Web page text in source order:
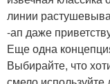
линии
-ап даже
Еще одна
Выбирайте, что